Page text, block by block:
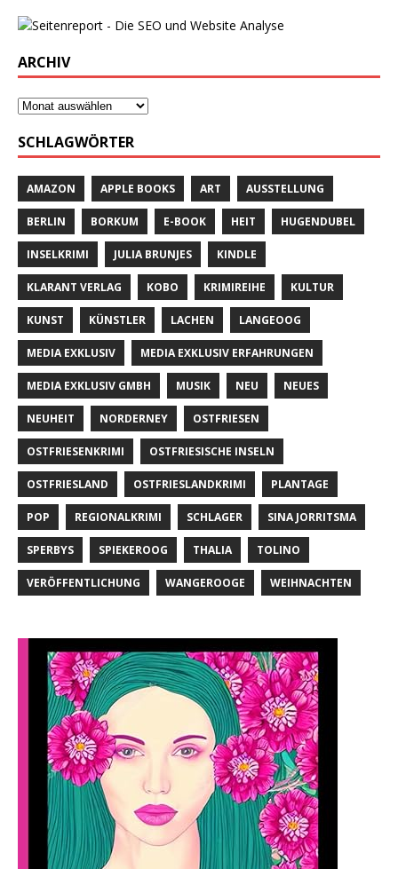
ARCHIV
SCHLAGWÖRTER
AMAZON APPLE BOOKS ART AUSSTELLUNG
BERLIN BORKUM E-BOOK HEIT HUGENDUBEL
INSELKRIMI JULIA BRUNJES KINDLE
KLARANT VERLAG KOBO KRIMIREIHE KULTUR
KUNST KÜNSTLER LACHEN LANGEOOG
MEDIA EXKLUSIV MEDIA EXKLUSIV ERFAHRUNGEN
MEDIA EXKLUSIV GMBH MUSIK NEU NEUES
NEUHEIT NORDERNEY OSTFRIESEN
OSTFRIESENKRIMI OSTFRIESISCHE INSELN
OSTFRIESLAND OSTFRIESLANDKRIMI PLANTAGE
POP REGIONALKRIMI SCHLAGER SINA JORRITSMA
SPERBYS SPIEKEROOG THALIA TOLINO
VERÖFFENTLICHUNG WANGEROOGE WEIHNACHTEN